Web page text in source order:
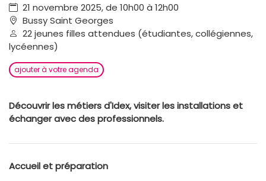
21 novembre 2025, de 10h00 à 12h00
Bussy Saint Georges
22 jeunes filles attendues (étudiantes, collégiennes,
lycéennes)
ajouter à votre agenda
Découvrir les métiers d'Idex, visiter les installations et
échanger avec des professionnels.
Accueil et préparation